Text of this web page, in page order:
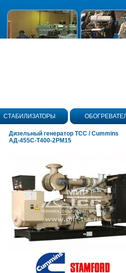
СТАБИЛИЗАТОРЫ
исполнения
Дизельный генератор ТСС / Cummins
АД-455С-Т400-2РМ15